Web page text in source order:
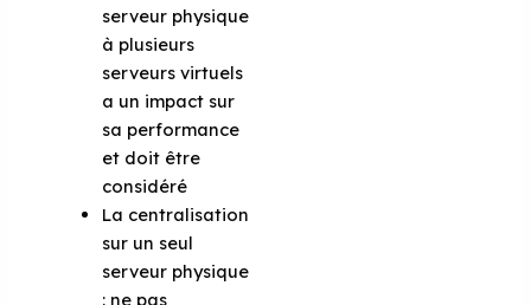
serveur physique
à plusieurs
serveurs virtuels
a un impact sur
sa performance
et doit être
considéré
La centralisation
sur un seul
serveur physique
: ne pas